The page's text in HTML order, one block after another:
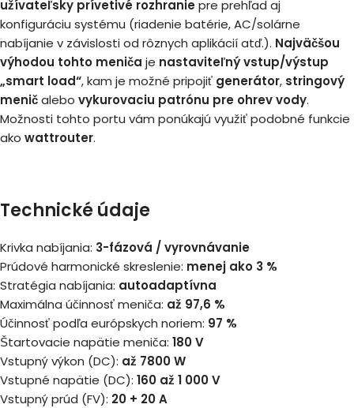
užívateľsky prívetivé rozhraniepre prehľad aj
konfiguráciu systému (riadenie batérie, AC/solárne
nabíjanie v závislosti od rôznych aplikácií atď.). Najväčšou
výhodou tohto meniča je nastaviteľný vstup/výstup
„smart load“, kam je možné pripojiť generátor, stringový
meničalebo vykurovaciu patrónu pre ohrev vody.
Možnosti tohto portu vám ponúkajú využiť podobné funkcie
ako wattrouter.
Technické údaje
Krivka nabíjania: 3-fázová / vyrovnávanie
Prúdové harmonické skreslenie: menej ako 3 %
Stratégia nabíjania: autoadaptívna
Maximálna účinnosť meniča: až 97,6 %
Účinnosť podľa európskych noriem: 97 %
Štartovacie napätie meniča: 180 V
Vstupný výkon (DC): až 7800 W
Vstupné napätie (DC): 160 až 1 000 V
Vstupný prúd (FV): 20 + 20 A